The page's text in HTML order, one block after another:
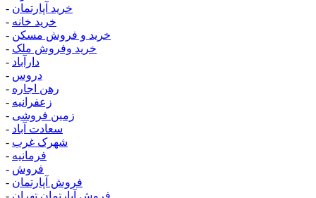
- خرید آپارتمان
- خرید خانه
- خرید و فروش مسکن
- خرید وفروش ملک
- دارآباد
- دروس
- رهن اجاره
- زعفرانیه
- زمین فروشی
- سعادت آباد
- شهرک غرب
- فرمانیه
- فروش
- فروش آپارتمان